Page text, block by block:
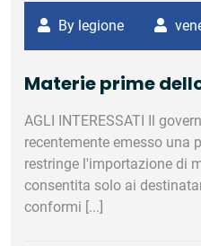
By legione
‎Materie prime
‎AGLI INTERESSATI‎ ‎Il
recentemente emesso una
restringe l'importazione di
consentita solo ai
conformi [...]